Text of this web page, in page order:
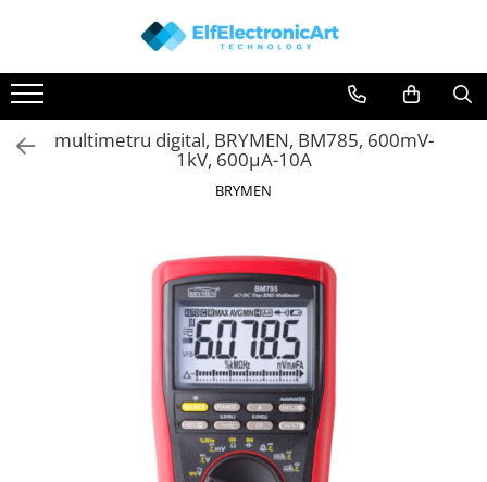
Toate Produsele
Audio
Auto
Instrumente de masura si control
Osciloscoape AXIOMET
multimetru digital, BRYMEN, BM785, 600mV-
1kV, 600µA-10A
BRYMEN